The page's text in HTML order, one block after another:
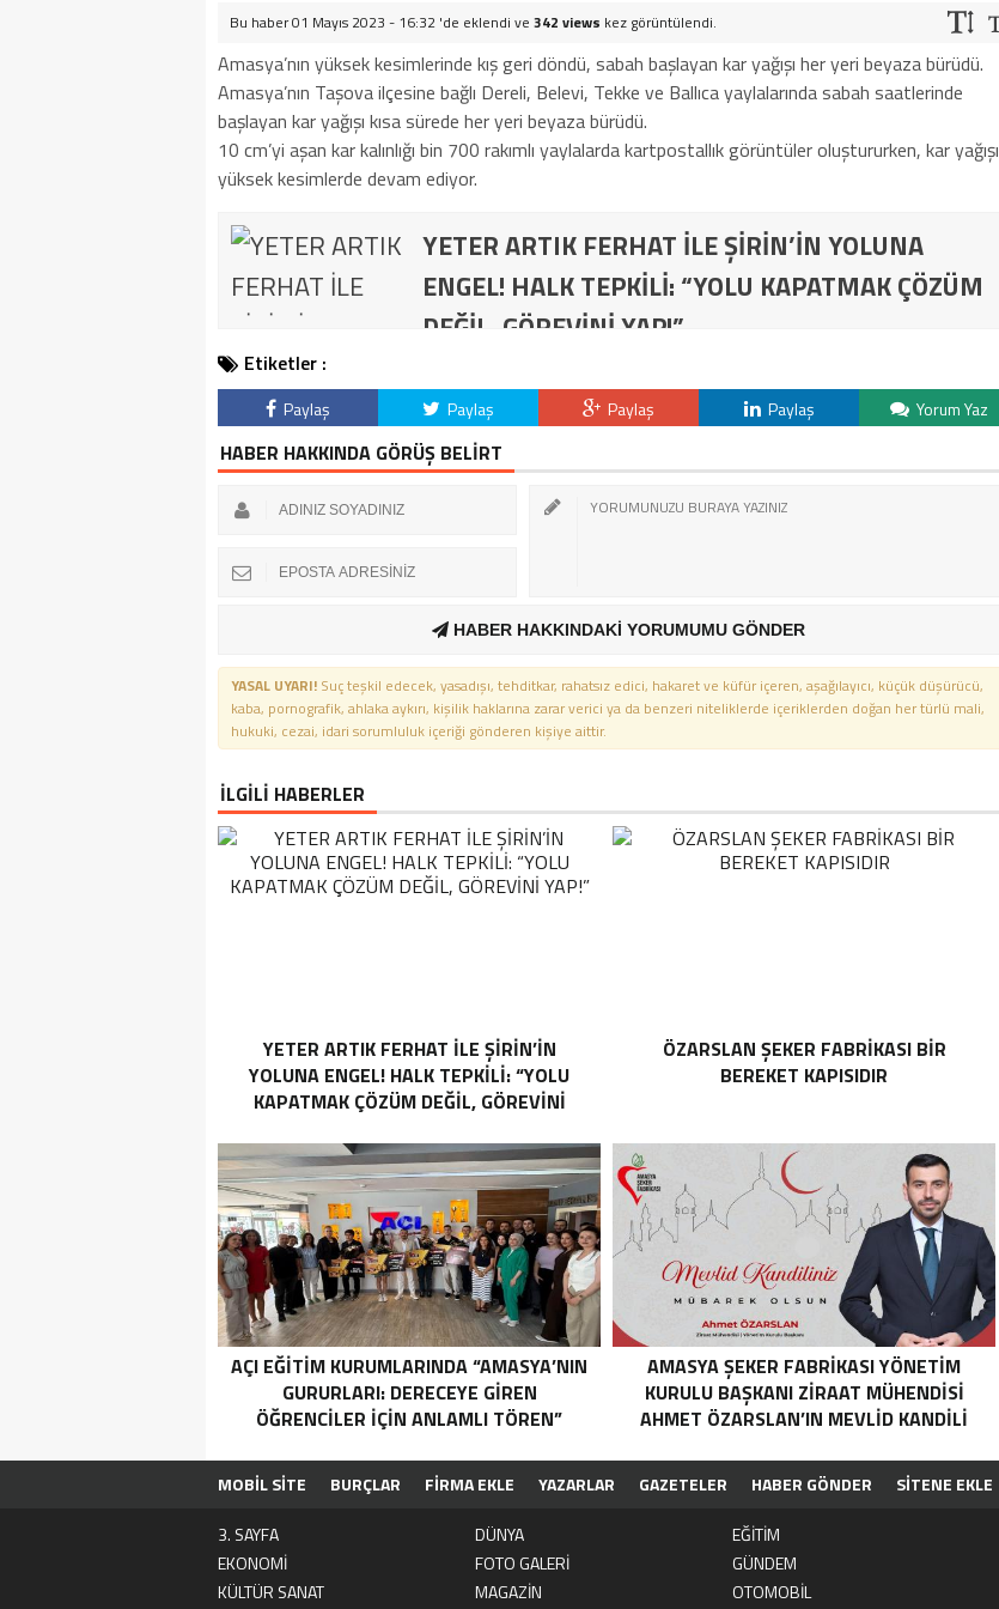
Bu haber 01 Mayıs 2023 - 16:32 'de eklendi ve 342 views kez görüntülendi.
Amasya’nın yüksek kesimlerinde kış geri döndü, sabah başlayan kar yağışı her yeri beyaza bürüdü.
Amasya’nın Taşova ilçesine bağlı Dereli, Belevi, Tekke ve Ballıca yaylalarında sabah saatlerinde
başlayan kar yağışı kısa sürede her yeri beyaza bürüdü.
10 cm’yi aşan kar kalınlığı bin 700 rakımlı yaylalarda kartpostallık görüntüler oluştururken, kar yağışı
yüksek kesimlerde devam ediyor.
YETER ARTIK FERHAT İLE ŞİRİN’İN YOLUNA
ENGEL! HALK TEPKİLİ: “YOLU KAPATMAK ÇÖZÜM
DEĞİL, GÖREVİNİ YAP!”
Etiketler :
Paylaş Paylaş Paylaş Paylaş Yorum Yaz
HABER HAKKINDA GÖRÜŞ BELİRT
HABER HAKKINDAKİ YORUMUMU GÖNDER
YASAL UYARI! Suç teşkil edecek, yasadışı, tehditkar, rahatsız edici, hakaret ve küfür içeren, aşağılayıcı, küçük düşürücü,
kaba, pornografik, ahlaka aykırı, kişilik haklarına zarar verici ya da benzeri niteliklerde içeriklerden doğan her türlü mali,
hukuki, cezai, idari sorumluluk içeriği gönderen kişiye aittir.
İLGİLİ HABERLER
YETER ARTIK FERHAT İLE ŞİRİN’İN
YOLUNA ENGEL! HALK TEPKİLİ: “YOLU
KAPATMAK ÇÖZÜM DEĞİL, GÖREVİNİ
ÖZARSLAN ŞEKER FABRİKASI BİR
BEREKET KAPISIDIR
AÇI EĞİTİM KURUMLARINDA “AMASYA’NIN
GURURLARI: DERECEYE GIREN
ÖĞRENCILER İÇIN ANLAMLI TÖREN”
AMASYA ŞEKER FABRIKASI YÖNETIM
KURULU BAŞKANI ZIRAAT MÜHENDISI
AHMET ÖZARSLAN’IN MEVLID KANDILI
MOBİL SİTE BURÇLAR FİRMA EKLE YAZARLAR GAZETELER HABER GÖNDER SİTENE EKLE
3. SAYFA
DÜNYA
EĞİTİM
EKONOMİ
FOTO GALERİ
GÜNDEM
KÜLTÜR SANAT
MAGAZİN
OTOMOBİL